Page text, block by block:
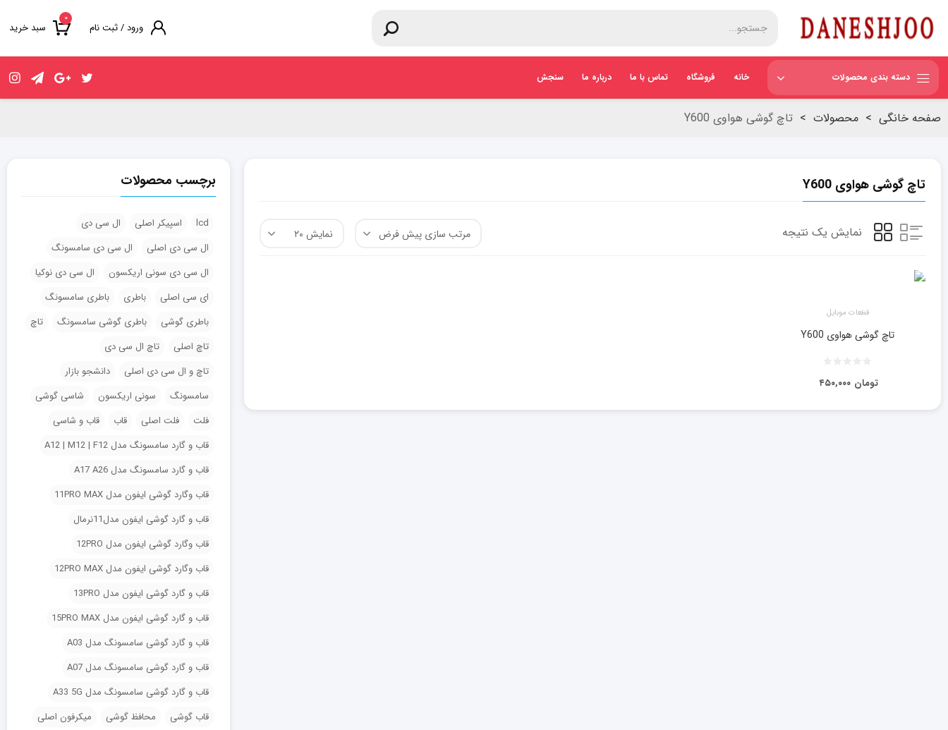
۰
سبد خرید ورود / ثبت نام
دسته بندی محصولات خانه فروشگاه تماس با ما درباره ما سنجش
صفحه خانگی > محصولات > تاچ گوشی هواوی Y600
تاچ گوشی هواوی Y600
نمایش یک نتیجه
قطعات موبایل
تاچ گوشی هواوی Y600
۴۵۰,۰۰۰ تومان
برچسب محصولات
lcd اسپیکر اصلی
ال سی دی
ال سی دی اصلی
ال سی دی سامسونگ
ال سی دی سونی اریکسون
ال سی دی نوکیا
ای سی اصلی
باطری
باطری سامسونگ
باطری گوشی
باطری گوشی سامسونگ
تاچ
تاچ اصلی
تاچ ال سی دی
تاچ و ال سی دی اصلی
دانشجو بازار
سامسونگ
سونی اریکسون
شاسی گوشی
فلت
فلت اصلی قاب
قاب و شاسی
قاب و گارد سامسونگ مدل A12 | M12 | F12
قاب و گارد سامسونگ مدل A17 A26
قاب وگارد گوشی ایفون مدل 11PRO MAX
قاب و گارد گوشی ایفون مدل11نرمال
قاب وگارد گوشی ایفون مدل 12PRO
قاب وگارد گوشی ایفون مدل 12PRO MAX
قاب و گارد گوشی ایفون مدل 13PRO
قاب و گارد گوشی ایفون مدل 15PRO MAX
قاب و گارد گوشی سامسونگ مدل A03
قاب و گارد گوشی سامسونگ مدل A07
قاب و گارد گوشی سامسونگ مدل A33 5G
قاب گوشی
محافظ گوشی
میکرفون اصلی